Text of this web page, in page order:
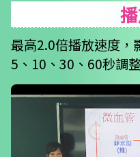
最高2.0倍播放速度
5、10、30、60秒調